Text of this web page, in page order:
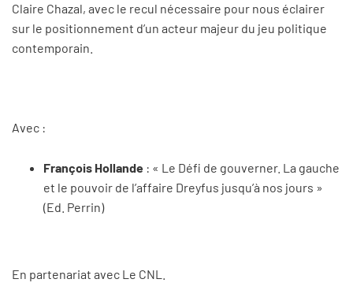
Claire Chazal, avec le recul nécessaire pour nous éclairer
sur le positionnement d’un acteur majeur du jeu politique
contemporain.
Avec :
François Hollande : « Le Défi de gouverner. La gauche
et le pouvoir de l’affaire Dreyfus jusqu’à nos jours »
(Ed. Perrin)
En partenariat avec Le CNL.